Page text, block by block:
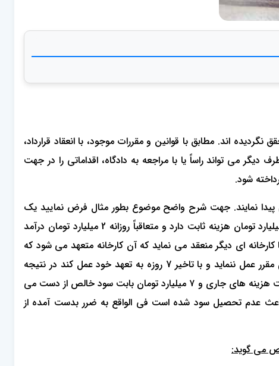
اند. مطابق با قوانین و مقررات موجود، با انعقاد قرارداد،
می تواند راساً یا با مراجعه به دادگاه، اقداماتی را در جهت
شود.
پیدا نمایند. جهت شرح واضح موضوع بطور مثال فرض نمایید یک
کارخانه تامین قطعات خودرو جهت پرداخت هزینه هایی از قبیل حقوق کارگران، نگهداری تاسیسات، پول آب، برق، گاز و … روزانه 1 میلیارد تومان هزینه ثابت دارد و متعاقباً روزانه 2 میلیارد تومان درآمد
را با کارخانه ای دیگر منعقد می نماید که آن کارخانه متعهد می شود که
اقلام مورد نیاز (مانند مواد اولیه ساخت قطعات) را در بازه مشخصی تحویل دهد. در صورتی که کارخانه دوم به تعهدات خود در زمان مقرر عمل ننماید و با تاخیر 7 روزه به تعهد خود عمل کند در نتیجه
کارخانه تامین قطعات بدلیل نیاز مبرم به مواد اولیه مجبور به تعطیلی 7 روزه کارخانه شود در اینصورت این کارخانه ۷ میلیارد تومان بابت هزینه های جاری و ۷ میلیارد تومان بابت سود خالص از دست می
محسوب می شوند اما ۷ میلیارد اول از دارایی های کارخانه کاهش داده و ۷ میلیارد دوم باعث عدم تحصیل سود شده است فی الواقع به ضرر بدست آمده از